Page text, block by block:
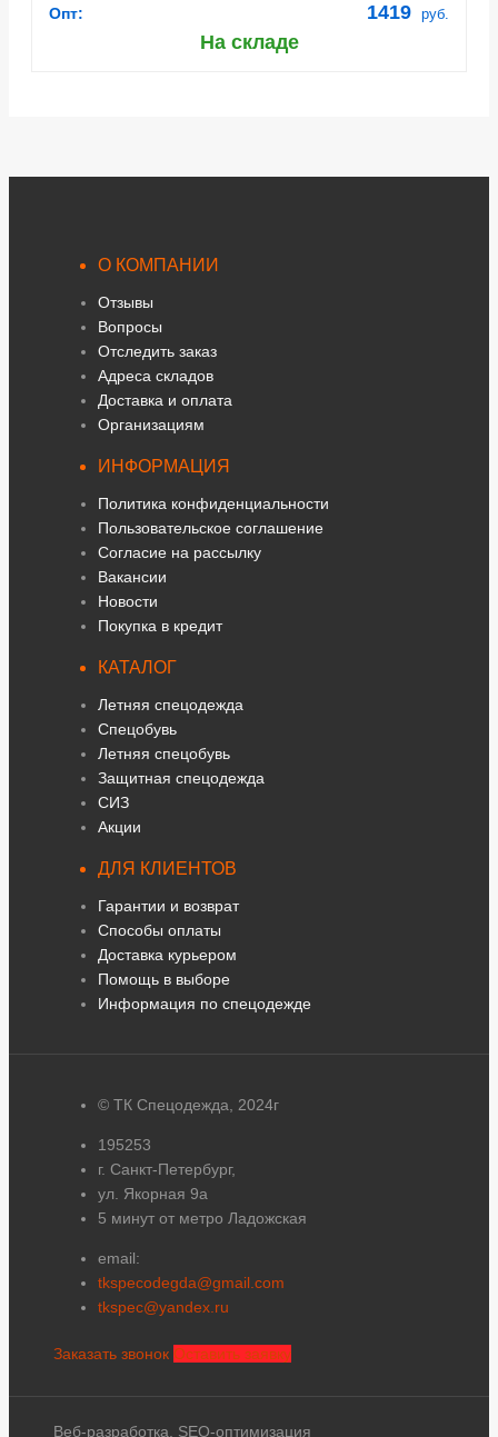
Опт: 1419 руб.
На складе
О КОМПАНИИ
Отзывы
Вопросы
Отследить заказ
Адреса складов
Доставка и оплата
Организациям
ИНФОРМАЦИЯ
Политика конфиденциальности
Пользовательское соглашение
Согласие на рассылку
Вакансии
Новости
Покупка в кредит
КАТАЛОГ
Летняя спецодежда
Спецобувь
Летняя спецобувь
Защитная спецодежда
СИЗ
Акции
ДЛЯ КЛИЕНТОВ
Гарантии и возврат
Способы оплаты
Доставка курьером
Помощь в выборе
Информация по спецодежде
© ТК Спецодежда, 2024г
195253
г. Санкт-Петербург,
ул. Якорная 9а
5 минут от метро Ладожская
email:
tkspecodegda@gmail.com
tkspec@yandex.ru
Заказать звонок Оставить заявку
Веб-разработка, SEO-оптимизация